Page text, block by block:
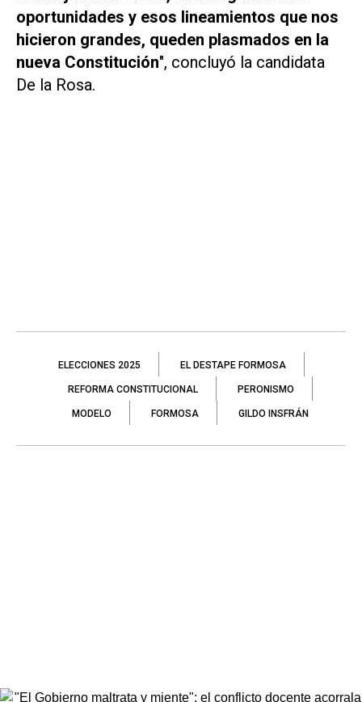
oportunidades y esos lineamientos que nos
hicieron grandes, queden plasmados en la
nueva Constitución", concluyó la candidata
De la Rosa.
ELECCIONES 2025 EL DESTAPE FORMOSA
REFORMA CONSTITUCIONAL PERONISMO
MODELO FORMOSA GILDO INSFRÁN